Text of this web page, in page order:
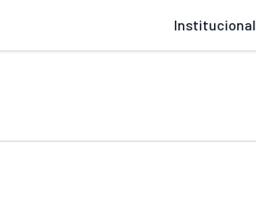
Institucional